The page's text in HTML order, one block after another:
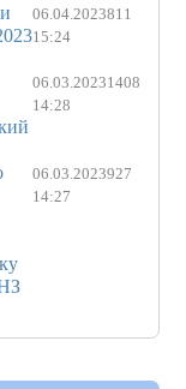
06.04.2023
15:24
811
06.03.2023
14:28
1408
06.03.2023
14:27
927